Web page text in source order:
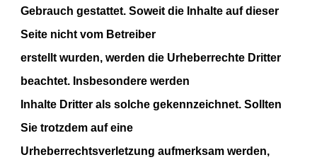
Gebrauch gestattet. Soweit die Inhalte auf dieser
Seite nicht vom Betreiber
erstellt wurden, werden die Urheberrechte Dritter
beachtet. Insbesondere werden
Inhalte Dritter als solche gekennzeichnet. Sollten
Sie trotzdem auf eine
Urheberrechtsverletzung aufmerksam werden,